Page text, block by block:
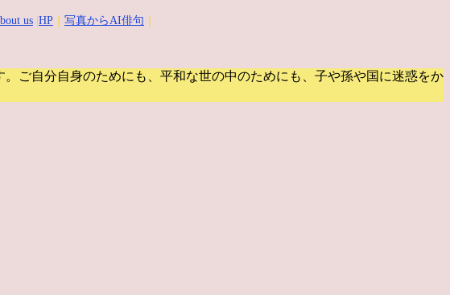
us HP 写真からAI俳句
ご自分自身のためにも、平和な世の中のためにも、子や孫や国に迷惑をか